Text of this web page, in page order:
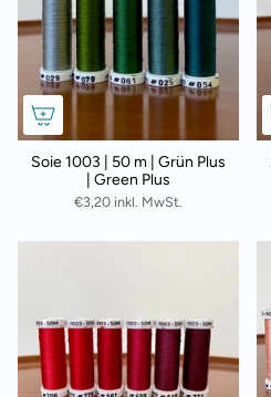
Soie 1003 | 50 m | Grün Plus
| Green Plus
€3,20 inkl. MwSt.